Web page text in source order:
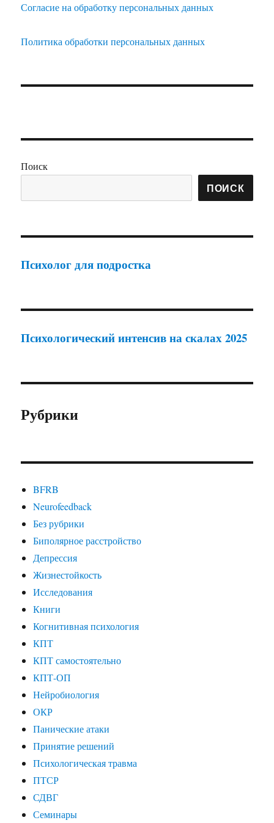
Согласие на обработку персональных данных
Политика обработки персональных данных
Поиск
ПОИСК
Психолог для подростка
Психологический интенсив на скалах 2025
Рубрики
BFRB
Neurofeedback
Без рубрики
Биполярное расстройство
Депрессия
Жизнестойкость
Исследования
Книги
Когнитивная психология
КПТ
КПТ самостоятельно
КПТ-ОП
Нейробиология
ОКР
Панические атаки
Принятие решений
Психологическая травма
ПТСР
СДВГ
Семинары